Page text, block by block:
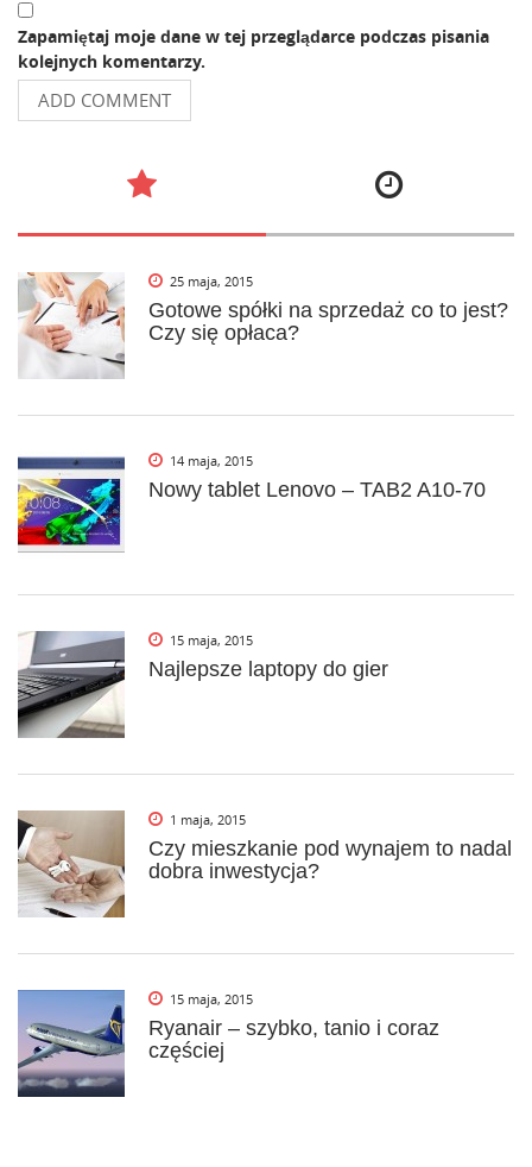
Zapamiętaj moje dane w tej przeglądarce podczas pisania
kolejnych komentarzy.
25 maja, 2015
Gotowe spółki na sprzedaż co to jest?
Czy się opłaca?
14 maja, 2015
Nowy tablet Lenovo – TAB2 A10-70
15 maja, 2015
Najlepsze laptopy do gier
1 maja, 2015
Czy mieszkanie pod wynajem to nadal
dobra inwestycja?
15 maja, 2015
Ryanair – szybko, tanio i coraz
częściej